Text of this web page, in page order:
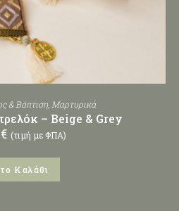
& Βάπτιση,Μαρτυρικά
– Beige & Grey
€ (τιμή με ΦΠΑ)
Καλάθι